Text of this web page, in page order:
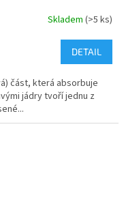
Skladem (>5 ks)
DETAIL
část, která absorbuje
jádry tvoří jednu z